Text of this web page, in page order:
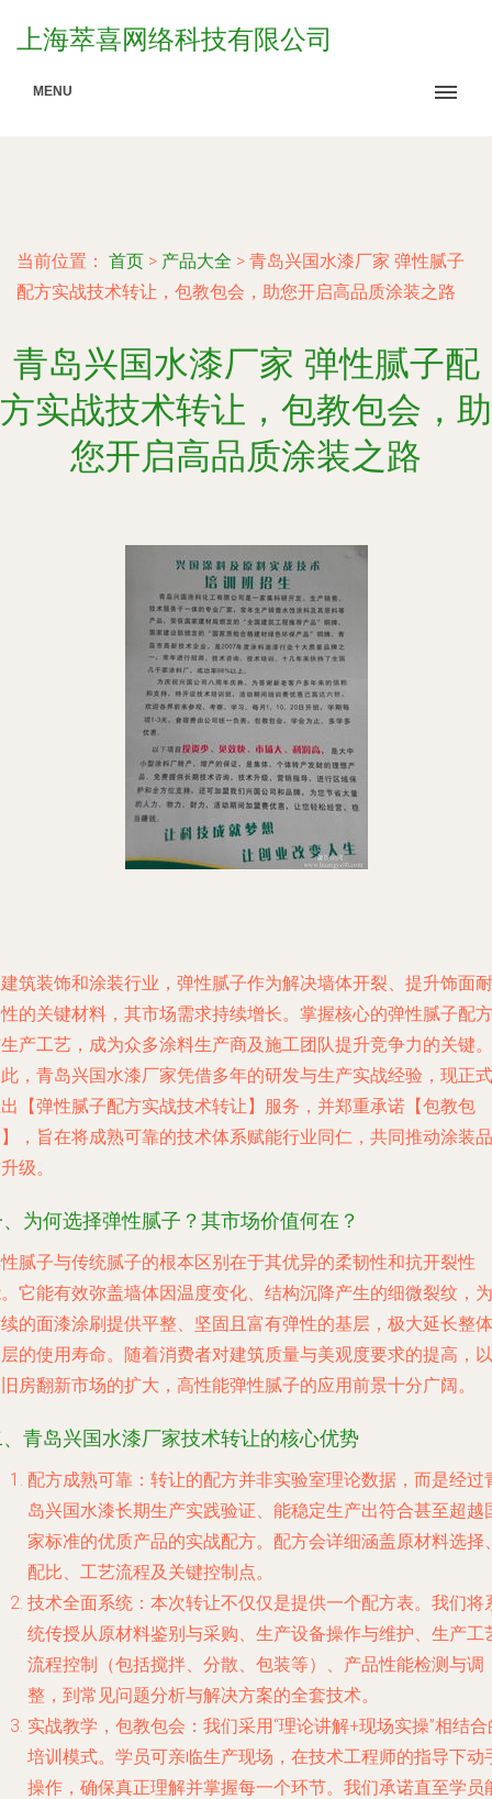
上海萃喜网络科技有限公司
MENU
当前位置： 首页 > 产品大全 > 青岛兴国水漆厂家 弹性腻子
配方实战技术转让，包教包会，助您开启高品质涂装之路
青岛兴国水漆厂家 弹性腻子配
方实战技术转让，包教包会，助
您开启高品质涂装之路
筑装饰和涂装行业，弹性腻子作为解决墙体开裂、提升饰面耐
的关键材料，其市场需求持续增长。掌握核心的弹性腻子配方
产工艺，成为众多涂料生产商及施工团队提升竞争力的关键。
，青岛兴国水漆厂家凭借多年的研发与生产实战经验，现正式
【弹性腻子配方实战技术转让】服务，并郑重承诺【包教包
，旨在将成熟可靠的技术体系赋能行业同仁，共同推动涂装品
级。
为何选择弹性腻子？其市场价值何在？
腻子与传统腻子的根本区别在于其优异的柔韧性和抗开裂性
它能有效弥盖墙体因温度变化、结构沉降产生的细微裂纹，为
的面漆涂刷提供平整、坚固且富有弹性的基层，极大延长整体
的使用寿命。随着消费者对建筑质量与美观度要求的提高，以
房翻新市场的扩大，高性能弹性腻子的应用前景十分广阔。
青岛兴国水漆厂家技术转让的核心优势
配方成熟可靠 ：转让的配方并非实验室理论数据，而是经过
岛兴国水漆长期生产实践验证、能稳定生产出符合甚至超越
家标准的优质产品的实战配方。配方会详细涵盖原材料选择
配比、工艺流程及关键控制点。
技术全面系统 ：本次转让不仅仅是提供一个配方表。我们将
统传授从原材料鉴别与采购、生产设备操作与维护、生产工
流程控制（包括搅拌、分散、包装等）、产品性能检测与调
整，到常见问题分析与解决方案的全套技术。
实战教学，包教包会 ：我们采用“理论讲解+现场实操”相结合
培训模式。学员可亲临生产现场，在技术工程师的指导下动
操作，确保真正理解并掌握每一个环节。我们承诺直至学员